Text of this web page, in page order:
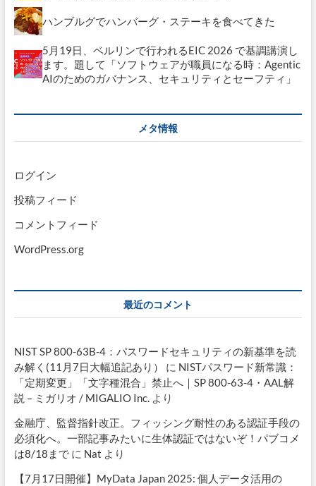
ハンブルグでハンバーグ・ステーキを食べてきた
5月19日、ベルリンで行われるEIC 2026 で基調講演し
ます。題して「ソフトウェアが職員になる時：Agentic
AIのためのガバナンス、セキュリティとセーフティ」
メタ情報
ログイン
投稿フィード
コメントフィード
WordPress.org
最近のコメント
NIST SP 800-63B-4：パスワードセキュリティの新基準を読
み解く(11月7日大幅追記あり）
に NISTパスワード新常識：
「定期変更」「文字種混合」禁止へ｜SP 800-63-4・AAL解
説 – ミガリオ / MIGALIO Inc.より
金融庁、監督指針改正。フィッシング耐性のある認証手段の
必須化へ。一部記事みたいに生体認証ではないぞ！パブコメ
は8/18までに Nat より
【7月17日開催】MyData Japan 2025: 個人データ活用の